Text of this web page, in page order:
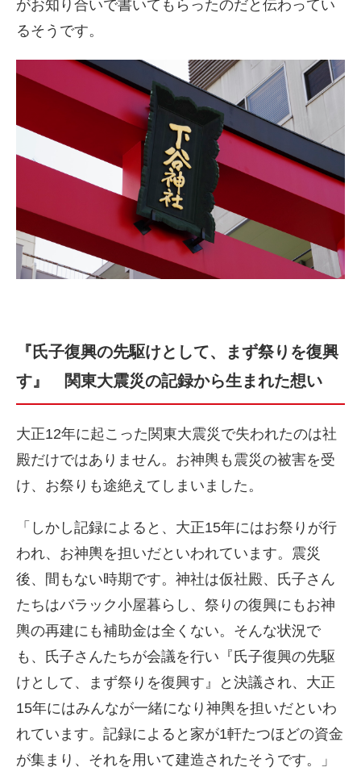
がお知り合いで書いてもらったのだと伝わってい
るそうです。
『氏子復興の先駆けとして、まず祭りを復興
す』 関東大震災の記録から生まれた想い
大正12年に起こった関東大震災で失われたのは社
殿だけではありません。お神輿も震災の被害を受
け、お祭りも途絶えてしまいました。
「しかし記録によると、大正15年にはお祭りが行
われ、お神輿を担いだといわれています。震災
後、間もない時期です。神社は仮社殿、氏子さん
たちはバラック小屋暮らし、祭りの復興にもお神
輿の再建にも補助金は全くない。そんな状況で
も、氏子さんたちが会議を行い『氏子復興の先駆
けとして、まず祭りを復興す』と決議され、大正
15年にはみんなが一緒になり神輿を担いだといわ
れています。記録によると家が1軒たつほどの資金
が集まり、それを用いて建造されたそうです。」